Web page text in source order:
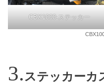
CBX1000-ステッカー
ステッカーカ